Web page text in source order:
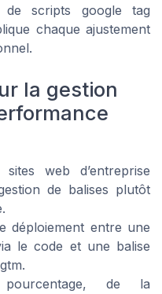
de scripts google tag
chaque ajustement
la gestion
web d’entreprise
de balises plutôt
déploiement entre une
le code et une balise
de la